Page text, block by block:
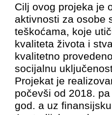
Cilj ovog projeka je
aktivnosti za osobe
teškoćama, koje
kvaliteta života i
kvalitetno
socijalnu
Projekat je
počevši od 2018.
god. a uz